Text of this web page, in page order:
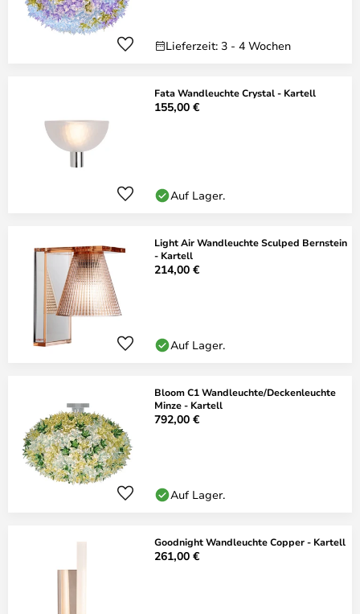
Lieferzeit: 3 - 4 Wochen
Fata Wandleuchte Crystal - Kartell
155,00 €
Auf Lager.
Light Air Wandleuchte Sculped Bernstein
- Kartell
214,00 €
Auf Lager.
Bloom C1 Wandleuchte/Deckenleuchte
Minze - Kartell
792,00 €
Auf Lager.
Goodnight Wandleuchte Copper - Kartell
261,00 €